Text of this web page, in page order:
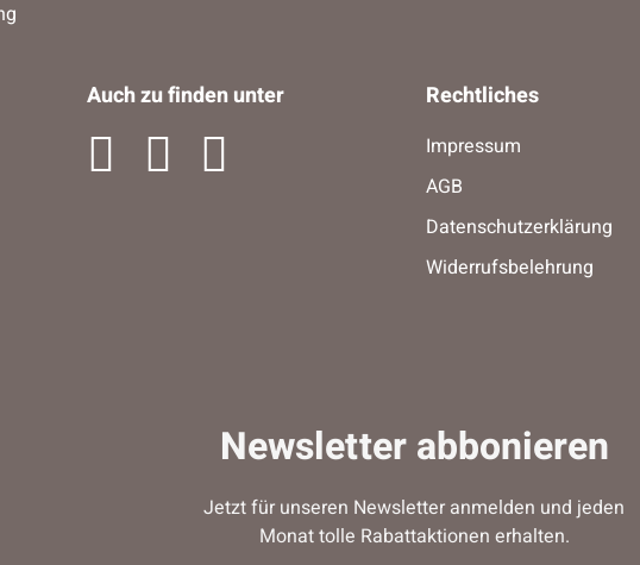
Auch zu finden unter Rechtliches
Impressum
AGB
Datenschutzerklärung
Widerrufsbelehrung
Newsletter abbonieren
Jetzt für unseren Newsletter anmelden und jeden
Monat tolle Rabattaktionen erhalten.